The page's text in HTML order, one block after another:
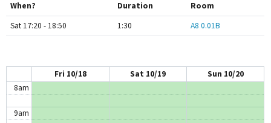
When? Duration
Room
Sat 17:20 - 18:50
1:30 A8 0.01B
Fri 10/18 Sat 10/19 Sun 10/20
5am
6am
8am
9am